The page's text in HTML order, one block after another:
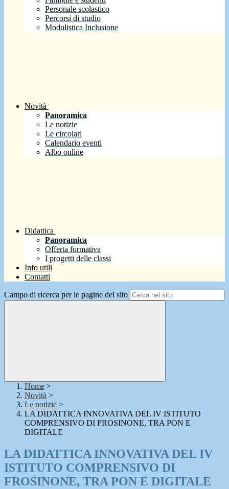
Personale scolastico
Percorsi di studio
Modulistica Inclusione
Novità
Panoramica
Le notizie
Le circolari
Calendario eventi
Albo online
Didattica
Panoramica
Offerta formativa
I progetti delle classi
Info utili
Contatti
Campo di ricerca per le pagine del sito
Home >
Novità >
Le notizie >
LA DIDATTICA INNOVATIVA DEL IV ISTITUTO
COMPRENSIVO DI FROSINONE, TRA PON E
DIGITALE
LA DIDATTICA INNOVATIVA DEL IV
ISTITUTO COMPRENSIVO DI
FROSINONE, TRA PON E DIGITALE